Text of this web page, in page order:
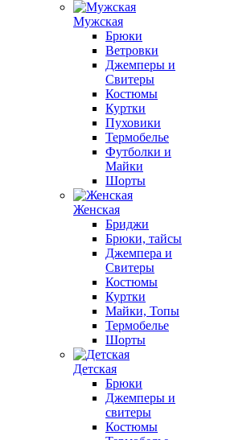
Мужская
Брюки
Ветровки
Джемперы и
Свитеры
Костюмы
Куртки
Пуховики
Термобелье
Футболки и
Майки
Шорты
Женская
Бриджи
Брюки, тайсы
Джемпера и
Свитеры
Костюмы
Куртки
Майки, Топы
Термобелье
Шорты
Детская
Брюки
Джемперы и
свитеры
Костюмы